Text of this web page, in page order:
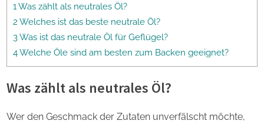
1 Was zählt als neutrales Öl?
2 Welches ist das beste neutrale Öl?
3 Was ist das neutrale Öl für Geflügel?
4 Welche Öle sind am besten zum Backen geeignet?
Was zählt als neutrales Öl?
Wer den Geschmack der Zutaten unverfälscht möchte,